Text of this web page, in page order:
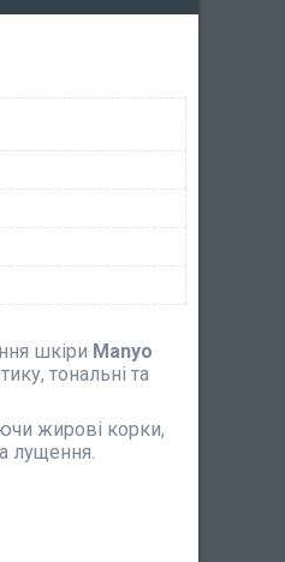
шкіри Manyo
тональні та
жирові корки,
лущення.